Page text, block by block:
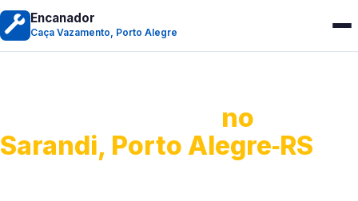
Encanador
Caça Vazamento, Porto Alegre
no
Sarandi, Porto Alegre‑RS